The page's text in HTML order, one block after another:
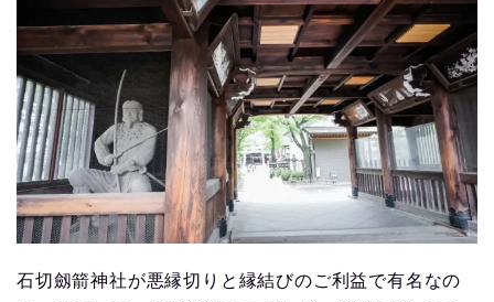
石切劔箭神社が悪縁切りと縁結びのご利益で有名なの